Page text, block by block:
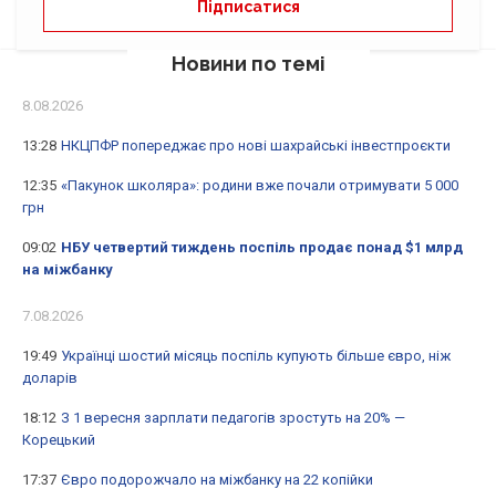
Новини по темі
8.08.2026
13:28 НКЦПФР попереджає про нові шахрайські інвестпроєкти
12:35 «Пакунок школяра»: родини вже почали отримувати 5 000
грн
09:02 НБУ четвертий тиждень поспіль продає понад $1 млрд
на міжбанку
7.08.2026
19:49 Українці шостий місяць поспіль купують більше євро, ніж
доларів
18:12 З 1 вересня зарплати педагогів зростуть на 20% —
Корецький
17:37 Євро подорожчало на міжбанку на 22 копійки